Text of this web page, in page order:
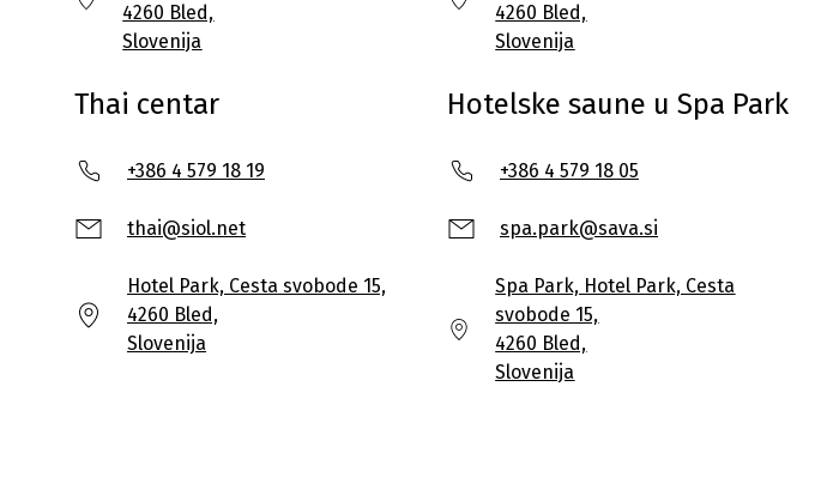
4260 Bled,
Slovenija
4260 Bled,
Slovenija
Thai centar
+386 4 579 18 19
thai@siol.net
Hotel Park, Cesta svobode 15,
4260 Bled,
Slovenija
Hotelske saune u Spa Park
+386 4 579 18 05
spa.park@sava.si
Spa Park, Hotel Park, Cesta
svobode 15,
4260 Bled,
Slovenija